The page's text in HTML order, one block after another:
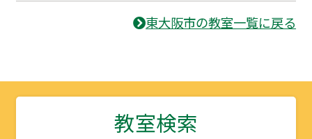
東大阪市の教室一覧に戻る
教室検索